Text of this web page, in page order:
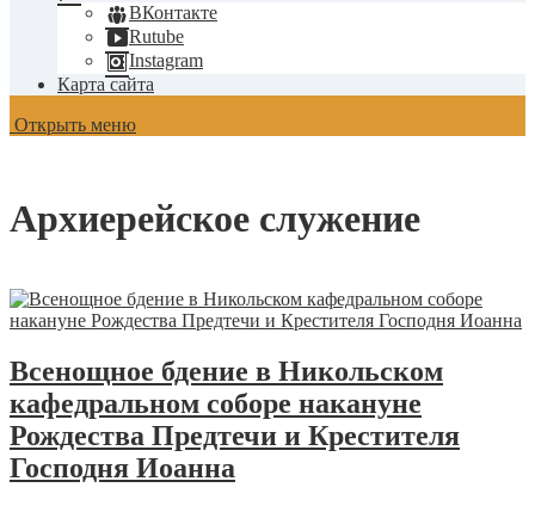
ВКонтакте
Rutube
Instagram
Карта сайта
Открыть меню
Архиерейское служение
Всенощное бдение в Никольском
кафедральном соборе накануне
Рождества Предтечи и Крестителя
Господня Иоанна